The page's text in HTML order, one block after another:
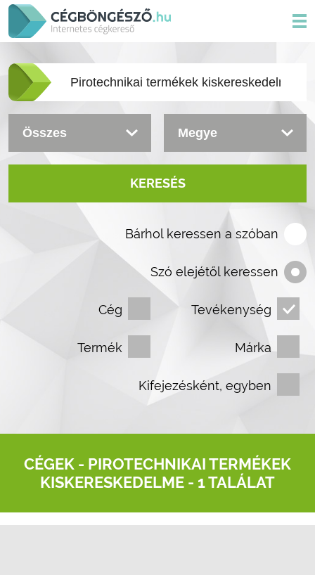
KERESÉS
Bárhol keressen a szóban
Szó elejétől keressen
Cég Tevékenység
Termék Márka
Kifejezésként, egyben
CÉGEK - PIROTECHNIKAI TERMÉKEK
KISKERESKEDELME - 1 TALÁLAT